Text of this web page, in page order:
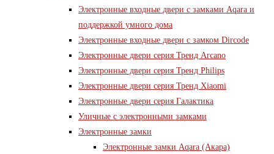
Электронные входные двери с замками Aqara и
поддержкой умного дома
Электронные входные двери с замком Dircode
Электронные двери серия Тренд Arcano
Электронные двери серия Тренд Philips
Электронные двери серия Тренд Xiaomi
Электронные двери серия Галактика
Уличные с электронными замками
Электронные замки
Электронные замки Aqara (Акара)